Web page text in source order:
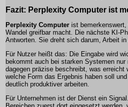
Fazit: Perplexity Computer ist
Perplexity Computer ist
Wandel greifbar macht. Die nächste KI-
Antworten. Sie dreht sich darum, Arbeit
Für Nutzer heißt das: Die Eingabe wird
bekommt auch bei starken Systemen
dagegen präzise beschreibt, was
welche Form das Ergebnis haben soll
deutlich produktiver arbeiten.
Für Unternehmen ist der Dienst ein Signal.